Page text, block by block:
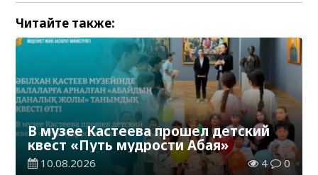
Читайте также:
В музее Кастеева прошел детский
квест «Путь мудрости Абая»
10.08.2026 4 0